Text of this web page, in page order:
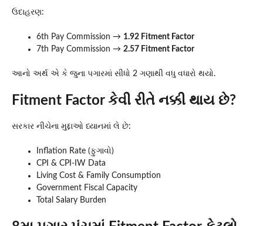
ઉદાહરણ:
6th Pay Commission → 1.92 Fitment Factor
7th Pay Commission → 2.57 Fitment Factor
આનો અર્થ એ કે જુના પગારમાં સીધો 2 ગણાથી વધુ વધારો થયો.
Fitment Factor કેવી રીતે નક્કી થાય છે?
સરકાર નીચેના મુદ્દાઓ ધ્યાનમાં લે છે:
Inflation Rate (ફુગાવો)
CPI & CPI-IW Data
Living Cost & Family Consumption
Government Fiscal Capacity
Total Salary Burden